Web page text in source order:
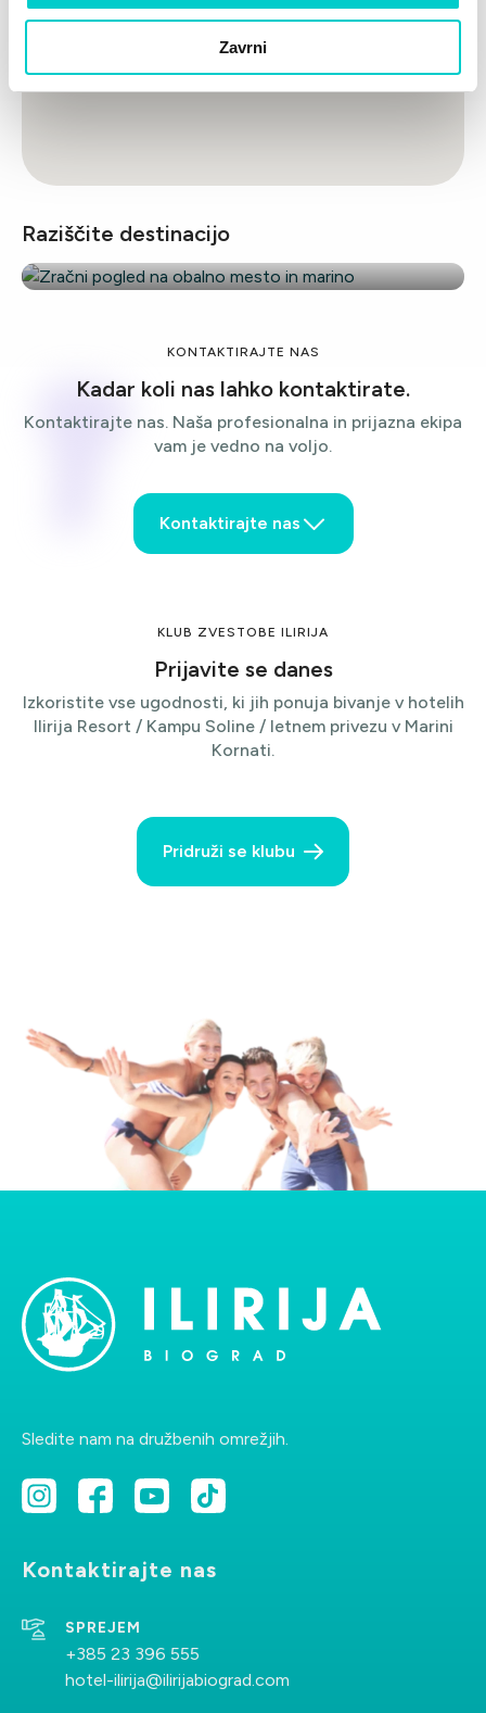
Zavrni
Raziščite destinacijo
od Splita
KONTAKTIRAJTE NAS
Kadar koli nas lahko kontaktirate.
Kontaktirajte nas. Naša profesionalna in prijazna ekipa
vam je vedno na voljo.
Kontaktirajte nas
SPREJEM
hotel-ilirija@ilirijabiograd.com
+385 23 383 556
reservations@ilirijabiograd.com
Priimek
Ponovno vnesite črke
Vaši podatki bodo shranjeni na e-poštnem strežniku in uporabljeni izključno
za namen komunikacije z vami glede poslanega povpraševanja ter brez
vašega izrecnega soglasja ne bodo posredovani tretjim osebam.
KLUB ZVESTOBE ILIRIJA
Prijavite se danes
Izkoristite vse ugodnosti, ki jih ponuja bivanje v hotelih
Ilirija Resort / Kampu Soline / letnem privezu v Marini
Kornati.
Pridruži se klubu
Sledite nam na družbenih omrežjih.
Kontaktirajte nas
SPREJEM
+385 23 396 555
hotel-ilirija@ilirijabiograd.com